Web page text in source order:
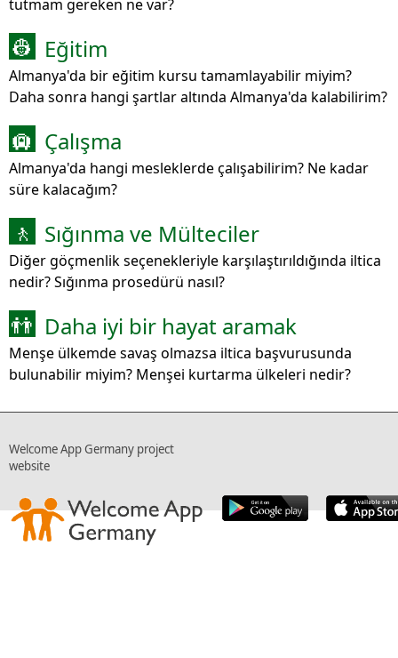
tutmam gereken ne var?
👷 Eğitim
Almanya'da bir eğitim kursu tamamlayabilir miyim?
Daha sonra hangi şartlar altında Almanya'da kalabilirim?
🛄 Çalışma
Almanya'da hangi mesleklerde çalışabilirim? Ne kadar
süre kalacağım?
🚶 Sığınma ve Mülteciler
Diğer göçmenlik seçenekleriyle karşılaştırıldığında iltica
nedir? Sığınma prosedürü nasıl?
👬 Daha iyi bir hayat aramak
Menşe ülkemde savaş olmazsa iltica başvurusunda
bulunabilir miyim? Menşei kurtarma ülkeleri nedir?
Welcome App Germany project
website